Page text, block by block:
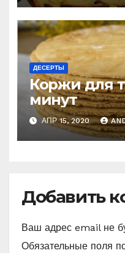
ДЕСЕРТЫ
Коржи для
минут
АПР 15, 2020
Добавить
Ваш адрес email не
Обязательные поля